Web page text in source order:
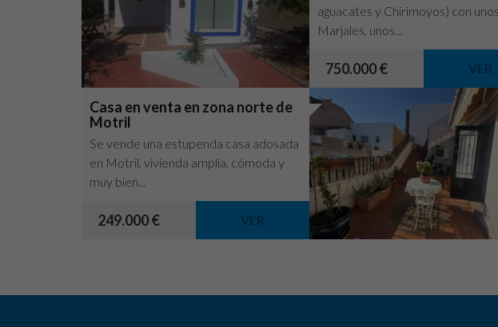
aguacates y Chirimoyos) con
Marjales, unos...
750.000 € VER
Casa en venta en zona norte de
Motril
Se vende una estupenda casa adosada
en Motril, vivienda amplia, cómoda y
muy bien...
249.000 € VER